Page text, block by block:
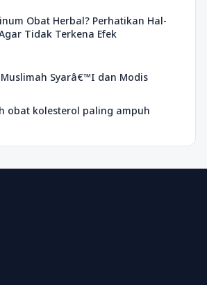
Obat Herbal? Perhatikan Hal-
Tidak Terkena Efek
Syarâ€™I dan Modis
obat kolesterol paling ampuh